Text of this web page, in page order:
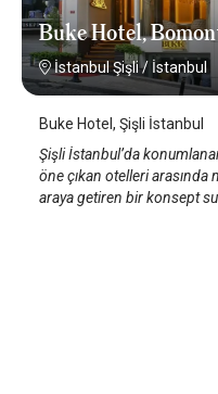
Buke Hotel,
İstanbul Şişli/ İstanbul
Buke Hotel, Şişli İstanbul
Şişli İstanbul’da
öne çıkan otelleri
araya getiren bir konsept